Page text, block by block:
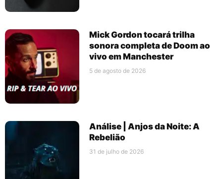
Mick Gordon tocará trilha
sonora completa de Doom ao
vivo em Manchester
5 de agosto de 2026
Análise | Anjos da Noite: A
Rebelião
31 de julho de 2026